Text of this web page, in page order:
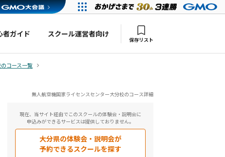
者ガイド スクール運営者向け
保存リスト
コース一覧
無人航空機国家ライセンスセンター大分校のコース詳細
現在、当サイト経由でこのスクールの体験会・説明会に
申込みができるサービスは提供しておりません。
大分県の体験会・説明会が
予約できるスクールを探す